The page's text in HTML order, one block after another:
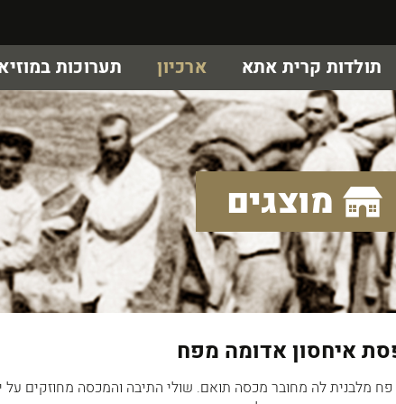
תולדות קרית אתא ארכיון תערוכות
מוצגים
איחסון אדומה מפח
מלבנית לה מחובר מכסה תואם. שולי התיבה והמכסה מחוזקים על